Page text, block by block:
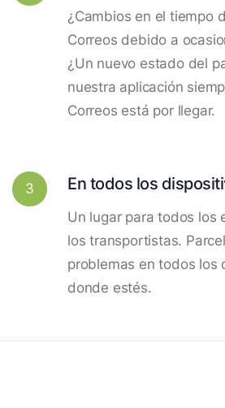
¿Cambios en el tiempo
Correos debido a
¿Un nuevo estado del
nuestra aplicación
Correos está por llegar.
3 En todos los
Un lugar para todos los
los transportistas.
problemas en todos los
donde estés.